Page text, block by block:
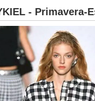
- Primavera-